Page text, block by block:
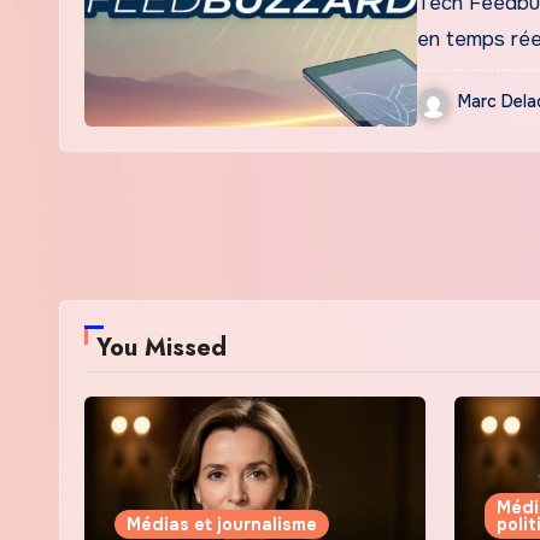
en temps
Marc
You Missed
Médias et journalisme